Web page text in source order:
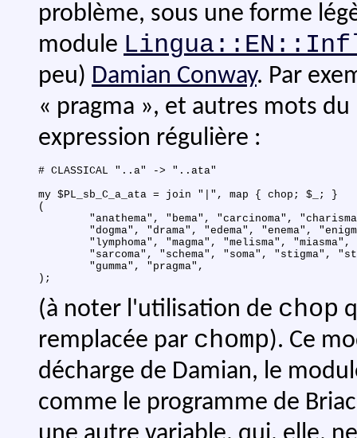
problème, sous une forme
module
peu) Damian Conway. Par
« pragma », et autres mots
expression régulière :
# CLASSICAL "..a" -> "..ata"
my $PL_sb_C_a_ata = join "|", map { chop; $_; }
(
(à noter l'utilisation de chop
remplacée par chomp). Ce
décharge de Damian, le
comme le programme de